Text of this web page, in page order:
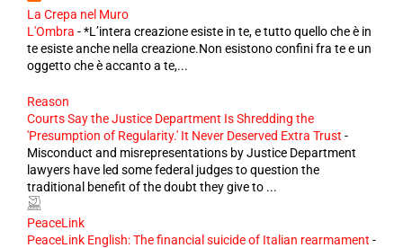
La Crepa nel Muro
L'Ombra -*L’intera creazione esiste in te, e tutto quello che è in
te esiste anche nella creazione.Non esistono confini fra te e un
oggetto che è accanto a te,...
Reason
Courts Say the Justice Department Is Shredding the
'Presumption of Regularity.' It Never Deserved Extra Trust -
Misconduct and misrepresentations by Justice Department
lawyers have led some federal judges to question the
traditional benefit of the doubt they give to ...
PeaceLink
PeaceLink English: The financial suicide of Italian rearmament -